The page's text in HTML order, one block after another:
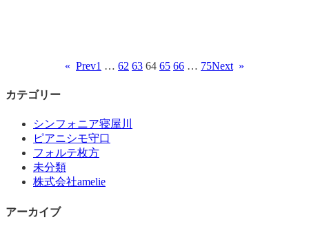
« Prev1 … 62 63 64 65 66 … 75Next »
カテゴリー
シンフォニア寝屋川
ピアニシモ守口
フォルテ枚方
未分類
株式会社amelie
アーカイブ